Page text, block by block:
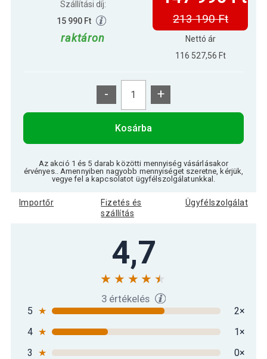
Szállítási díj:
15 990 Ft
raktáron
213 190 Ft
Nettó ár
116 527,56 Ft
- +
Kosárba
Az akció 1 és 5 darab közötti mennyiség vásárlásakor
érvényes.. Amennyiben nagyobb mennyiséget szeretne, kérjük,
vegye fel a kapcsolatot ügyfélszolgálatunkkal.
Importőr
Fizetés és
szállítás
Ügyfélszolgálat
4,7
3 értékelés
5 ★
2×
4 ★
1×
3
★
0×